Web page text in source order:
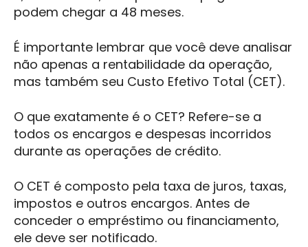
podem chegar a 48 meses.
É importante lembrar que você deve analisar
não apenas a rentabilidade da operação,
mas também seu Custo Efetivo Total (CET).
O que exatamente é o CET? Refere-se a
todos os encargos e despesas incorridos
durante as operações de crédito.
O CET é composto pela taxa de juros, taxas,
impostos e outros encargos. Antes de
conceder o empréstimo ou financiamento,
ele deve ser notificado.